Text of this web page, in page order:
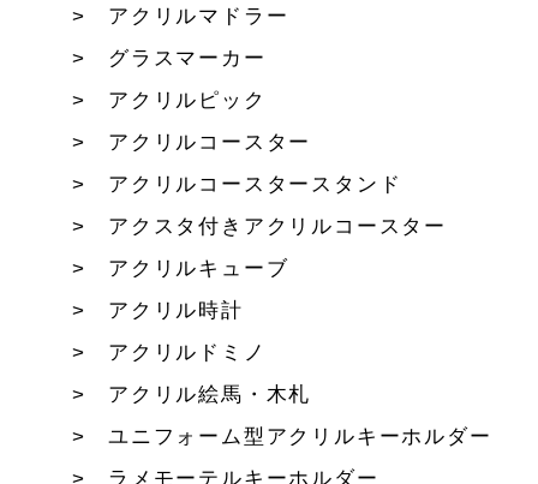
アクリルマドラー
グラスマーカー
アクリルピック
アクリルコースター
アクリルコースタースタンド
アクスタ付きアクリルコースター
アクリルキューブ
アクリル時計
アクリルドミノ
アクリル絵馬・木札
ユニフォーム型アクリルキーホルダー
ラメモーテルキーホルダー